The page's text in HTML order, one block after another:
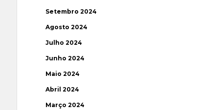
Setembro 2024
Agosto 2024
Julho 2024
Junho 2024
Maio 2024
Abril 2024
Março 2024